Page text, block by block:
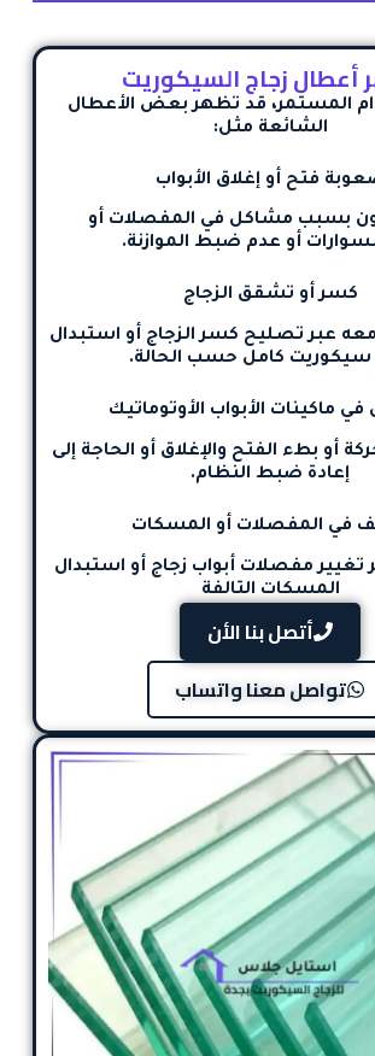
أعطال زجاج السيكوريت
المستمر، قد تظهر بعض الأعطال
الشائعة مثل:
فتح أو إغلاق الأبواب
بسبب مشاكل في المفصلات أو
أو عدم ضبط الموازنة.
كسر أو تشقق الزجاج
عبرتصليح كسر الزجاج أو استبدال
سيكوريت كامل حسب الحالة.
ماكينات الأبواب الأوتوماتيك
أو بطء الفتح والإغلاق أو الحاجة إلى
إعادة ضبط النظام.
في المفصلات أو المسكات
تغيير مفصلات أبواب زجاج أو استبدال
المسكات التالفة
أتصل بنا الأن
تواصل معنا واتساب